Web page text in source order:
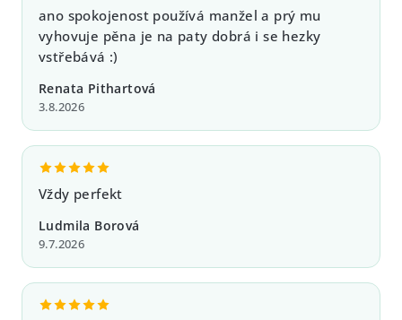
r
v
ý
p
ano spokojenost používá manžel a prý mu
vyhovuje pěna je na paty dobrá i se hezky
vstřebává :)
Renata Pithartová
3.8.2026
Vždy perfekt
Ludmila Borová
9.7.2026